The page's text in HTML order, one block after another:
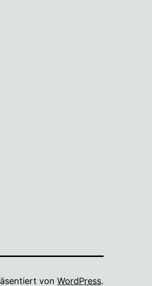
von WordPress.